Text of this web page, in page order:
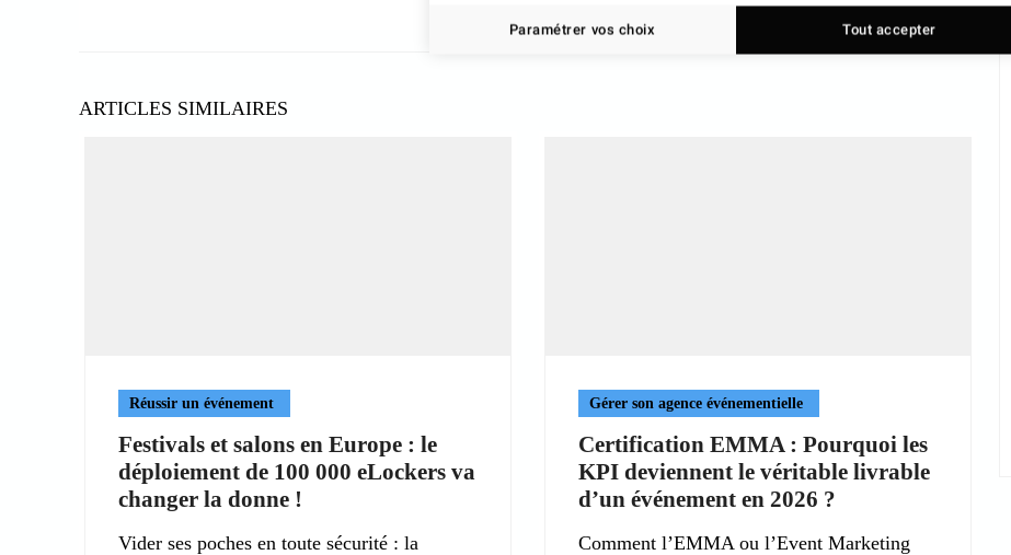
ARTICLES SIMILAIRES
Réussir un événement
Festivals et salons en Europe : le
déploiement de 100 000 eLockers va
changer la donne !
Vider ses poches en toute sécurité : la
Gérer son agence événementielle
Certification EMMA : Pourquoi les
KPI deviennent le véritable livrable
d’un événement en 2026 ?
Comment l’EMMA ou l’Event Marketing
Paramétrer vos choix Tout accepter